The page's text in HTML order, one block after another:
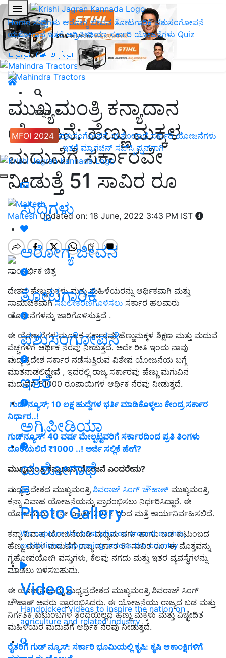
Home ಸುದ್ದಿಗಳು ಆರೋಗ್ಯ ಜೀವನ ತೋಟಗಾರಿಕೆಪಶುಸಂಗೋಪನೆ
ಯಶೋಗಾಥೆ ಇತರೆ ಅಗ್ರಿಪೀಡಿಯಾ ಸರ್ಕಾರಿ ಯೋಜನೆಗಳು Quiz
பத்திரிகை சந்தா
ಕನ್ನಡ
MFOI 2024 ಪಶುಸಂಗೋಪನೆ ಯಶೋಗಾಥೆ ಸರ್ಕಾರಿ ಯೋಜನೆಗಳು
ಇತರೆ ಮ್ಯಾಗಜಿನ್‌ ಸಬ್‌ಸ್ಕ್ರಿಪ್ಷನ್‌ಗಾಗಿ
ಸುದ್ದಿಗಳು
ಆರೋಗ್ಯ ಜೀವನ
ತೋಟಗಾರಿಕೆ
ಪಶುಸಂಗೋಪನೆ
ಇತರೆ
ಅಗ್ರಿಪೀಡಿಯಾ
ಯಶೋಗಾಥೆ
Photo Gallery
We capture the best photos around events,
exhibitions happening across the country
Videos
Handpicked videos to inspire the nation on
agriculture and related industry
ಮುಖ್ಯಮಂತ್ರಿ ಕನ್ಯಾದಾನ
ಯೋಜನೆ: ಹೆಣ್ಣು ಮಕ್ಕಳ
ಮದುವೆಗೆ ಸರ್ಕಾರವೇ
ನೀಡುತ್ತೆ 51 ಸಾವಿರ ರೂ
MalteshUpdated on: 18 June, 2022 3:43 PM IST
ಸಾಂದರ್ಭಿಕ ಚಿತ್ರ
ದೇಶದ ಹೆಣ್ಣುಮಕ್ಕಳು ಮತ್ತು ಮಹಿಳೆಯರನ್ನು ಆರ್ಥಿಕವಾಗಿ ಮತ್ತು
ಸಾಮಾಜಿಕವಾಗಿಸಬಲೀಕರಣಗೊಳಿಸಲು ಸರ್ಕಾರ ಹಲವಾರು
ಯೋಜನೆಗಳನ್ನು ಜಾರಿಗೊಳಿಸುತ್ತಿದೆ .
ಈ ಯೋಜನೆಗಳ ಮೂಲಕ ಸರ್ಕಾರವು ಹೆಣ್ಣುಮಕ್ಕಳ ಶಿಕ್ಷಣ ಮತ್ತು ಮದುವೆ
ವೆಚ್ಚಗಳಿಗೆ ಆರ್ಥಿಕ ನೆರವು ನೀಡುತ್ತದೆ. ಅದೇ ರೀತಿ ಇಂದು ನಾವು
ಮದ್ಯಪ್ರದೇಶ ಸರ್ಕಾರ ನಡೆಸುತ್ತಿರುವ ವಿಶೇಷ ಯೋಜನೆಯ ಬಗ್ಗೆ
ಮಾತನಾಡಲಿದ್ದೇವೆ , ಇದರಲ್ಲಿ ರಾಜ್ಯ ಸರ್ಕಾರವು ಹೆಣ್ಣು ಮಗುವಿನ
ಮದುವೆಗೆ 51000 ರೂಪಾಯಿಗಳ ಆರ್ಥಿಕ ನೆರವು ನೀಡುತ್ತದೆ.
ಗುಡ್ ನ್ಯೂಸ್; 10 ಲಕ್ಷ ಹುದ್ದೆಗಳ ಭರ್ತಿ ಮಾಡಿಕೊಳ್ಳಲು ಕೇಂದ್ರ ಸರ್ಕಾರ
ನಿರ್ಧಾರ..!
ಗುಡ್‌ನ್ಯೂಸ್‌: 40 ವರ್ಷ ಮೇಲ್ಪಟ್ಟವರಿಗೆ ಸರ್ಕಾರದಿಂದ ಪ್ರತಿ ತಿಂಗಳು
ದೊರೆಯಲಿದೆ ₹1000 ..! ಅರ್ಜಿ ಸಲ್ಲಿಕೆ ಹೇಗೆ?
ಮುಖ್ಯಮಂತ್ರಿ ಕನ್ಯಾದಾನ ಯೋಜನೆ ಎಂದರೇನು?
ಮಧ್ಯಪ್ರದೇಶದ ಮುಖ್ಯಮಂತ್ರಿ ಶಿವರಾಜ್ ಸಿಂಗ್ ಚೌಹಾಣ್ ಮುಖ್ಯಮಂತ್ರಿ
ಕನ್ಯಾ ವಿವಾಹ ಯೋಜನೆಯನ್ನು ಪ್ರಾರಂಭಿಸಲು ನಿರ್ಧರಿಸಿದ್ದಾರೆ. ಈ
ಯೋಜನೆಯು 21ನೇ ಏಪ್ರಿಲ್ 2022 ರಿಂದ ಮತ್ತೆ ಕಾರ್ಯನಿರ್ವಹಿಸಲಿದೆ.
ಕನ್ಯಾ ವಿವಾಹ ಯೋಜನೆಯಡಿ ಮಧ್ಯಮ ವರ್ಗ ಹಾಗೂ ಬಡ ಕುಟುಂಬದ
ಹೆಣ್ಣು ಮಕ್ಕಳ ಮದುವೆಗೆ ರಾಜ್ಯ ಸರ್ಕಾರ 51 ಸಾವಿರ ರೂ. ಈ ಮೊತ್ತವನ್ನು
ಗೃಹೋಪಯೋಗಿ ವಸ್ತುಗಳು, ಕೆಲವು ನಗದು ಮತ್ತು ಇತರ ವ್ಯವಸ್ಥೆಗಳನ್ನು
ಮಾಡಲು ಬಳಸಬಹುದು.
ಈ ಯೋಜನೆಯನ್ನು ಮಧ್ಯಪ್ರದೇಶದ ಮುಖ್ಯಮಂತ್ರಿ ಶಿವರಾಜ್ ಸಿಂಗ್
ಚೌಹಾಣ್ ಅವರು ಪ್ರಾರಂಭಿಸಿದರು. ಈ ಯೋಜನೆಯು ರಾಜ್ಯದ ಬಡ ಮತ್ತು
ನಿರ್ಗತಿಕ ಕುಟುಂಬಗಳ ತಂದೆಯಿಲ್ಲದೆ ಹೆಣ್ಣು ಮಕ್ಕಳು ಮತ್ತು ವಿಚ್ಛೇದಿತ
ಮಹಿಳೆಯರ ಮದುವೆಗೆ ಆರ್ಥಿಕ ನೆರವು ನೀಡುತ್ತದೆ.
ರೈತರಿಗೆ ಗುಡ್ ನ್ಯೂಸ್: ಸರ್ಕಾರಿ ಭೂಮಿಯಲ್ಲಿ ಕೃಷಿ: ಕೃಷಿ ಆಕಾಂಕ್ಷಿಗಳಿಗೆ